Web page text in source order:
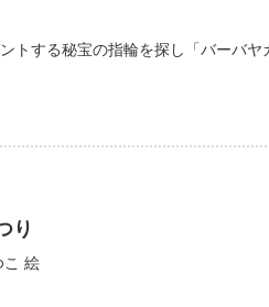
トする秘宝の指輪を探し「バーバ
り
絵